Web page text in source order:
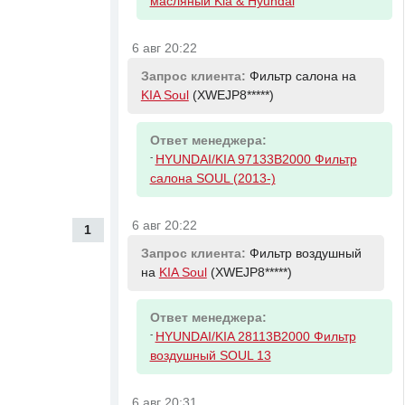
1
6 авг 20:22
Запрос клиента: Фильтр салона на
KIA Soul (XWEJP8*****)
Ответ менеджера:
- HYUNDAI/KIA 97133B2000 Фильтр
салона SOUL (2013-)
6 авг 20:22
Запрос клиента: Фильтр воздушный
на KIA Soul (XWEJP8*****)
Ответ менеджера:
- HYUNDAI/KIA 28113B2000 Фильтр
воздушный SOUL 13